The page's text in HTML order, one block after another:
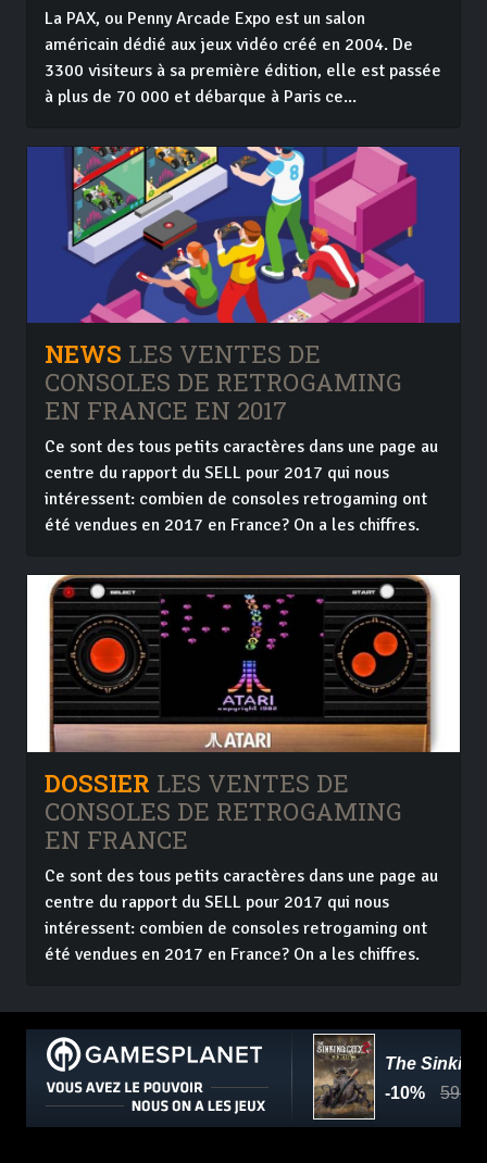
La PAX, ou Penny Arcade Expo est un salon
américain dédié aux jeux vidéo créé en 2004. De
3300 visiteurs à sa première édition, elle est passée
à plus de 70 000 et débarque à Paris ce...
NEWS LES VENTES DE
CONSOLES DE RETROGAMING
EN FRANCE EN 2017
Ce sont des tous petits caractères dans une page au
centre du rapport du SELL pour 2017 qui nous
intéressent: combien de consoles retrogaming ont
été vendues en 2017 en France? On a les chiffres.
DOSSIER LES VENTES DE
CONSOLES DE RETROGAMING
EN FRANCE
Ce sont des tous petits caractères dans une page au
centre du rapport du SELL pour 2017 qui nous
intéressent: combien de consoles retrogaming ont
été vendues en 2017 en France? On a les chiffres.